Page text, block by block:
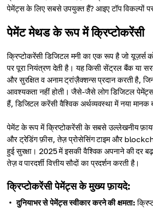
पेमेंट्स के लिए सबसे उपयुक्त हैं? आइए टॉप विकल्पों
पेमेंट मेथड के रूप में क्रिप्टोकरेंसी
क्रिप्टोकरेंसी डिजिटल मनी का एक रूप है जो यूज़र्स
पर पूरा नियंत्रण देती है। यह किसी सेंट्रल बैंक या
और सुरक्षित व अनाम ट्रांज़ैक्शन्स प्रदान करती है,
आवश्यकता नहीं होती। जैसे-जैसे लोग डिजिटल पेमेंट्स
हैं, डिजिटल करेंसी वैश्विक अर्थव्यवस्था में नया
पेमेंट के रूप में क्रिप्टोकरेंसी के सबसे उल्लेखनीय
और ट्रेडिंग फ़ीस, तेज़ प्रोसेसिंग टाइम और
हुई सुरक्षा। 2025 में इसकी वैश्विक अपनाने की दर
तेज़ व पारदर्शी वित्तीय सौदों का प्रदर्शन करती है।
क्रिप्टोकरेंसी पेमेंट्स के मुख्य फ़ायदे:
दुनियाभर से पेमेंट्स स्वीकार करने की क्षमता: